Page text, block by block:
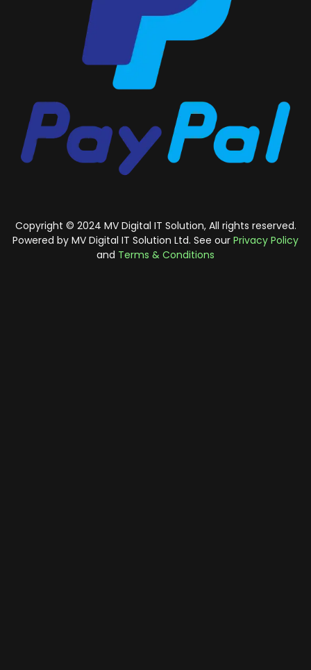
Copyright © 2024 MV Digital IT Solution, All rights reserved.
Powered by MV Digital IT Solution Ltd. See our Privacy Policy
and Terms & Conditions